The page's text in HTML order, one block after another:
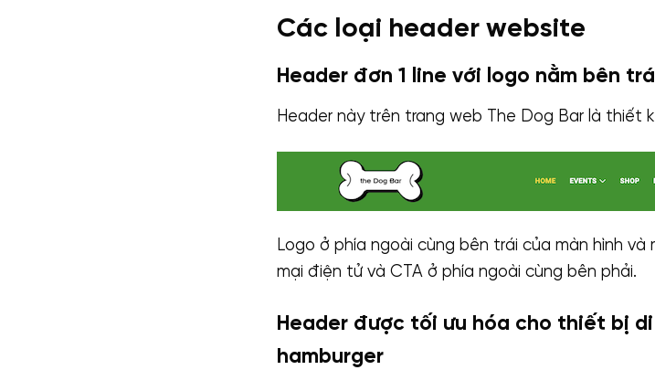
Các loại header website
Header đơn 1 line với logo nằm bên
Header này trên trang web The Dog Bar là thiết
Logo ở phía ngoài cùng bên trái của màn hình
mại điện tử và CTA ở phía ngoài cùng bên phải.
Header được tối ưu hóa cho thiết bị
hamburger